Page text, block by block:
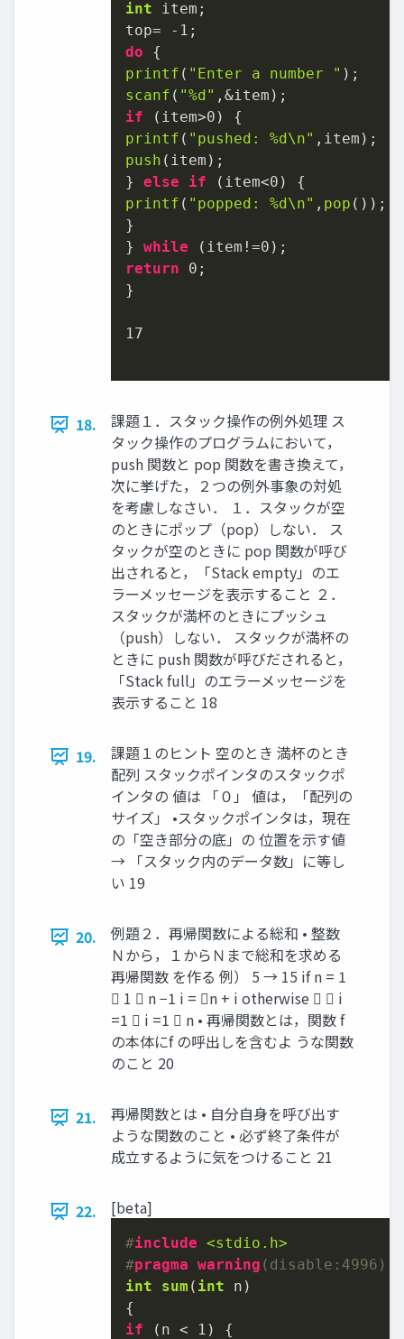
int item;
top=
-1
do
printf ( "Enter a number "
scanf ( "%d"
if (item>0
printf ( "pushed: %d\n"
push (item);
} else if (item<0
printf ( "popped: %d\n" , pop ());
}
} while (item!=0
return
0 ;
}
17
18.
課題１．スタック操作の例外処理 ス
タック操作のプログラムにおいて，
push 関数と pop 関数を書き換えて，
次に挙げた，２つの例外事象の対処
を考慮しなさい． １．スタックが空
のときにポップ（pop）しない． ス
タックが空のときに pop 関数が呼び
出されると，「Stack empty」のエ
ラーメッセージを表示すること ２．
スタックが満杯のときにプッシュ
（push）しない． スタックが満杯の
ときに push 関数が呼びだされると，
「Stack full」のエラーメッセージを
表示すること 18
19.
課題１のヒント 空のとき 満杯のとき
配列 スタックポインタのスタックポ
インタの 値は 「０」 値は，「配列の
サイズ」 •スタックポインタは，現在
の「空き部分の底」の 位置を示す値
→ 「スタック内のデータ数」に等し
い 19
20.
例題２．再帰関数による総和 • 整数
Ｎから，１からＮまで総和を求める
再帰関数 を作る 例） 5 → 15 if n = 1
 1  n −1 i = n + i otherwise   i
=1  i =1  n • 再帰関数とは，関数 f
の本体にf の呼出しを含むよ うな関数
のこと 20
21.
再帰関数とは • 自分自身を呼び出す
ような関数のこと • 必ず終了条件が
成立するように気をつけること 21
22. [beta]
#include <stdio.h>
#pragma warning (disable:4996)
int
sum ( int n)
if (n < 1